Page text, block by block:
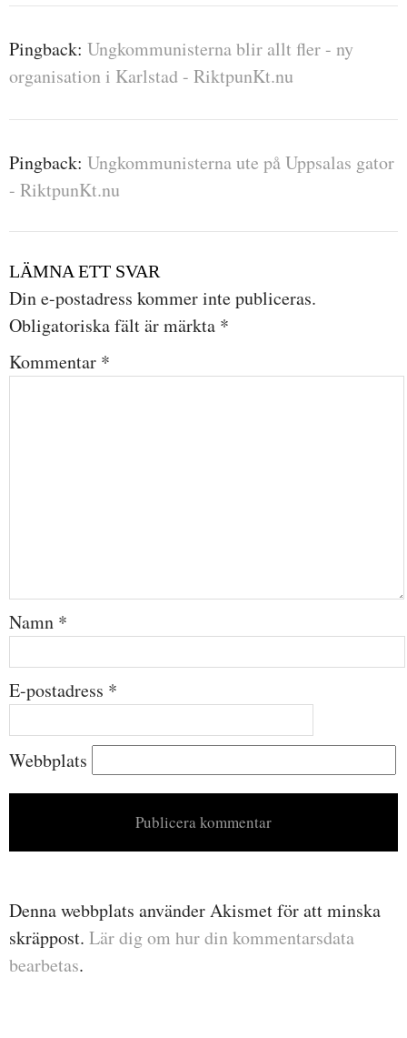
Pingback: Ungkommunisterna blir allt fler - ny
organisation i Karlstad - RiktpunKt.nu
Pingback: Ungkommunisterna ute på Uppsalas gator
- RiktpunKt.nu
LÄMNA ETT SVAR
Din e-postadress kommer inte publiceras.
Obligatoriska fält är märkta *
Kommentar *
Namn *
E-postadress *
Webbplats
Denna webbplats använder Akismet för att minska
skräppost. Lär dig om hur din kommentarsdata
bearbetas.